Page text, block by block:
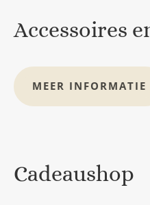
Accessoires
MEER INFORMATIE
Cadeaushop